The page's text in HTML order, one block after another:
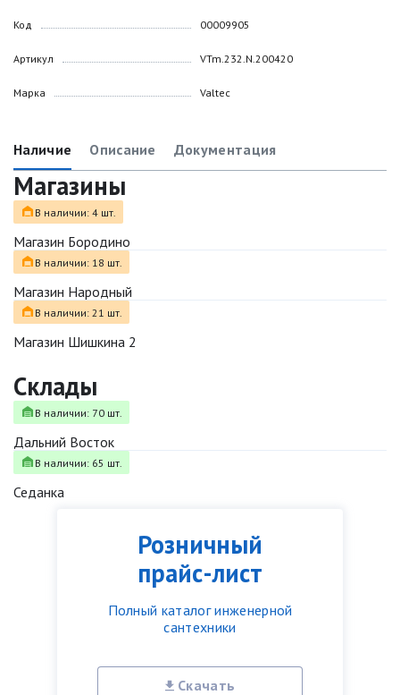
Розничный
прайс-лист
Полный каталог инженерной
сантехники
Скачать
Код
Артикул
Марка
00009905
VTm.232.N.200420
Valtec
Наличие Описание Документация
Магазины
В наличии: 4 шт.
Магазин Бородино
В наличии: 18 шт.
Магазин Народный
В наличии: 21 шт.
Магазин Шишкина 2
Склады
В наличии: 70 шт.
Дальний Восток
В наличии: 65 шт.
Седанка